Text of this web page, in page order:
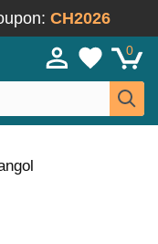
CH2026
0